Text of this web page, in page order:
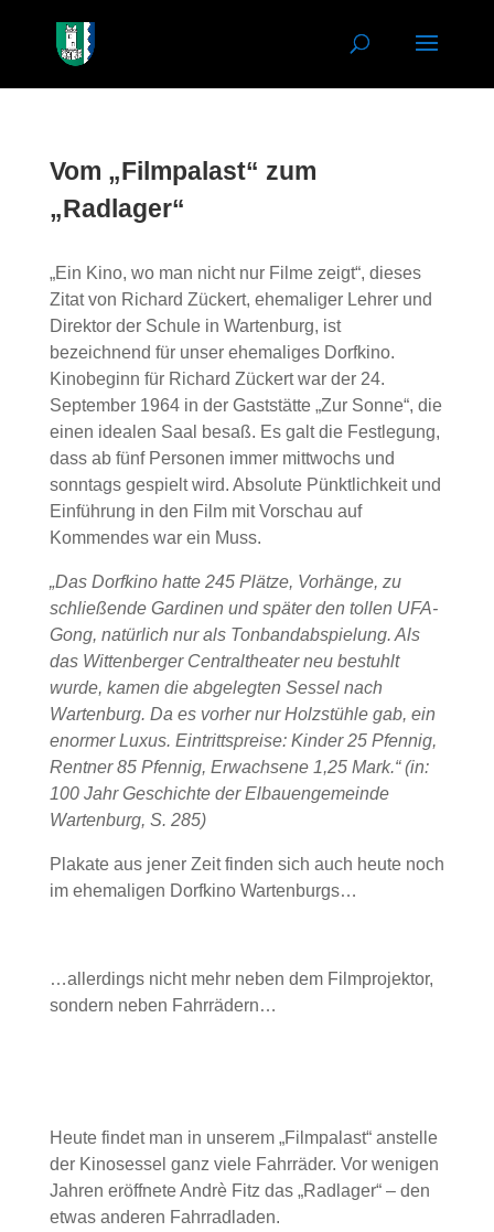
Vom „Filmpalast“ zum
„Radlager“
„Ein Kino, wo man nicht nur Filme zeigt“, dieses
Zitat von Richard Zückert, ehemaliger Lehrer und
Direktor der Schule in Wartenburg, ist
bezeichnend für unser ehemaliges Dorfkino.
Kinobeginn für Richard Zückert war der 24.
September 1964 in der Gaststätte „Zur Sonne“, die
einen idealen Saal besaß. Es galt die Festlegung,
dass ab fünf Personen immer mittwochs und
sonntags gespielt wird. Absolute Pünktlichkeit und
Einführung in den Film mit Vorschau auf
Kommendes war ein Muss.
„Das Dorfkino hatte 245 Plätze, Vorhänge, zu
schließende Gardinen und später den tollen UFA-
Gong, natürlich nur als Tonbandabspielung. Als
das Wittenberger Centraltheater neu bestuhlt
wurde, kamen die abgelegten Sessel nach
Wartenburg. Da es vorher nur Holzstühle gab, ein
enormer Luxus. Eintrittspreise: Kinder 25 Pfennig,
Rentner 85 Pfennig, Erwachsene 1,25 Mark.“ (in:
100 Jahr Geschichte der Elbauengemeinde
Wartenburg, S. 285)
Plakate aus jener Zeit finden sich auch heute noch
im ehemaligen Dorfkino Wartenburgs…
…allerdings nicht mehr neben dem Filmprojektor,
sondern neben Fahrrädern…
Heute findet man in unserem „Filmpalast“ anstelle
der Kinosessel ganz viele Fahrräder. Vor wenigen
Jahren eröffnete Andrè Fitz das „Radlager“ – den
etwas anderen Fahrradladen.